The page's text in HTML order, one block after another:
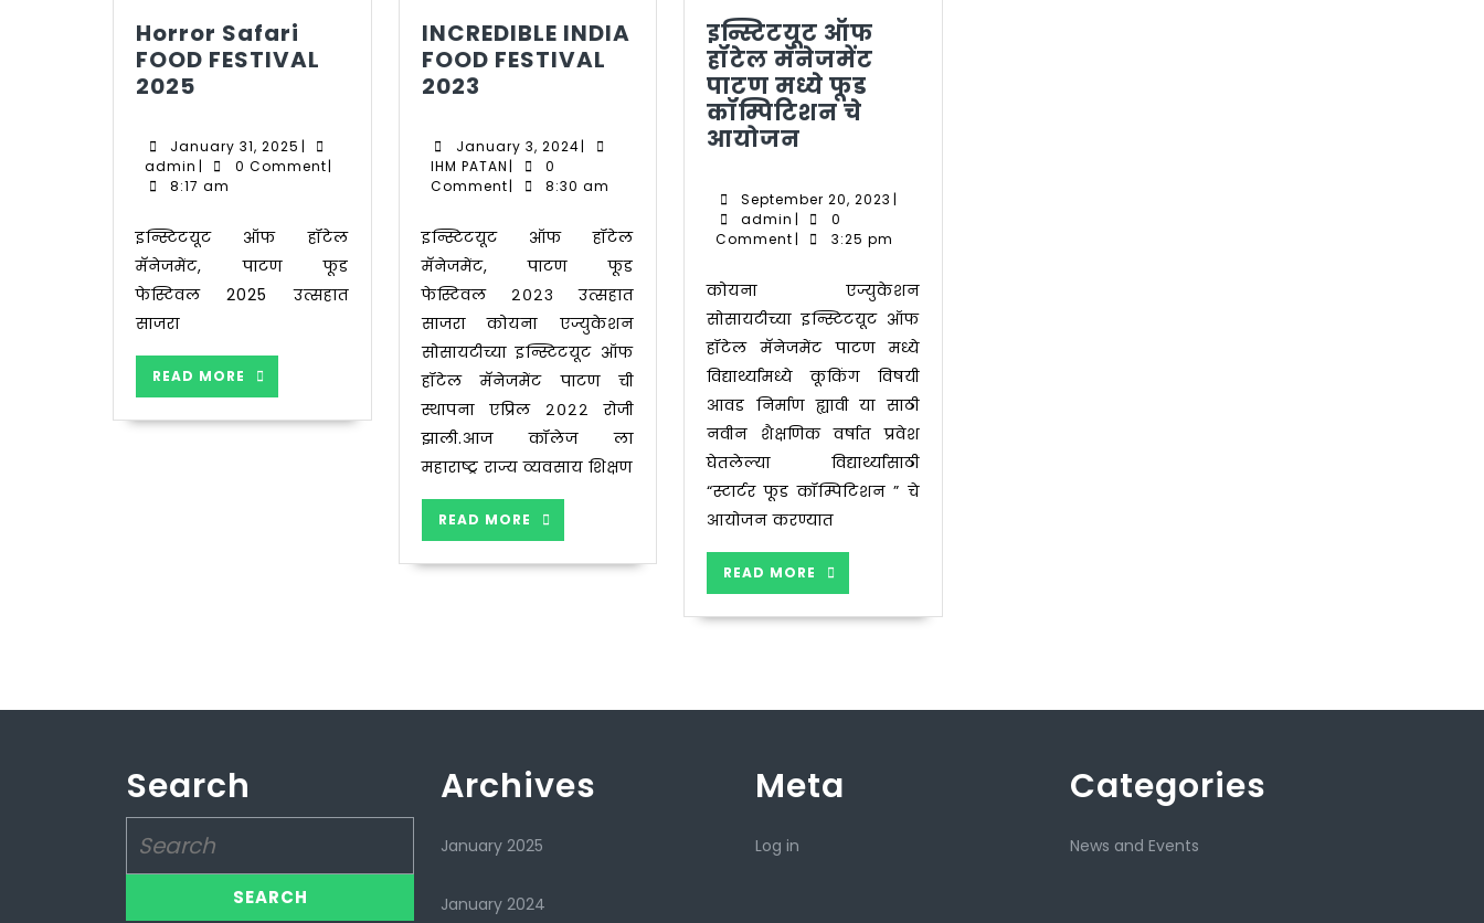
Horror Safari
FOOD FESTIVAL
2025
FOOD
FESTIVAL
2025
January 31, 2025 January
31,
|
admin admin
| 0 Comment|
8:17 am
इन्स्टिटयूट ऑफ हॉटेल
मॅनेजमेंट, पाटण फूड
फेस्टिवल 2025 उत्सहात
साजरा
READ MORE
READ
MORE
INCREDIBLE INDIA
FOOD FESTIVAL
2023
FOOD
FESTIVAL
2023
January 3, 2024January
2024
|
IHM PATANIHM
PATAN
|
0
Comment| 8:30 am
इन्स्टिटयूट ऑफ हॉटेल
मॅनेजमेंट, पाटण फूड
फेस्टिवल २०२३ उत्सहात
साजरा कोयना एज्युकेशन
सोसायटीच्या इन्स्टिटयूट ऑफ
हॉटेल मॅनेजमेंट पाटण ची
स्थापना एप्रिल २०२२ रोजी
झाली.आज कॉलेज ला
महाराष्ट्र राज्य व्यवसाय शिक्षण
READ MORE
READ
MORE
इन्स्टिटयूट ऑफ
हॉटेल मॅनेजमेंट
पाटण मध्ये फूड
कॉम्पिटिशन चे
आयोजन
हॉटेल
मॅनेजमेंट
पाटण
कॉम्पिटिशन
चे
आयोजन
September 20, 2023 September
2023
|
admin admin
|
0
Comment | 3:25 pm
कोयना एज्युकेशन
सोसायटीच्या इन्स्टिटयूट ऑफ
हॉटेल मॅनेजमेंट पाटण मध्ये
विद्यार्थ्यांमध्ये कूकिंग विषयी
आवड निर्माण ह्यावी या साठी
नवीन शैक्षणिक वर्षात प्रवेश
घेतलेल्या विद्यार्थ्यांसाठी
“स्टार्टर फूड कॉम्पिटिशन ” चे
आयोजन करण्यात
READ MORE
READ
MORE
Search
for:
Archives
January 2025
January 2024
Meta
Log in
Categories
News and Events